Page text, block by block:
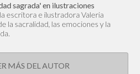
sagrada' en ilustraciones
escritora e ilustradora Valeria
la sacralidad, las emociones y la
MÁS DEL AUTOR